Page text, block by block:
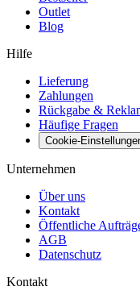
Outlet
Blog
Hilfe
Lieferung
Zahlungen
Rückgabe &
Häufige Fragen
Cookie-
Unternehmen
Über uns
Kontakt
Öffentliche
AGB
Datenschutz
Kontakt